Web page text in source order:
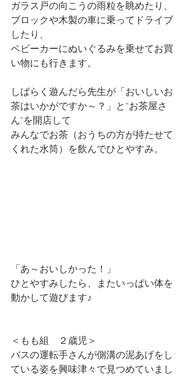
ガラス戸の向こうの雨粒を眺めたり、
ブロックや木製の車に乗ってドライブ
したり、
ベビーカーにぬいぐるみを乗せてお買
い物にも行きます。
しばらく遊んだら先生が「おいしいお
茶はいかがですか～？」と“お茶屋さ
ん"を開店して
みんなでお茶（おうちの方が持たせて
くれた水筒）を飲んでひとやすみ。
「あ～おいしかった！」
ひとやすみしたら、またいっぱい体を
動かして遊びます♪
＜もも組　２歳児＞
バスの運転手さんが側溝の泥あげをし
ている姿を興味津々で見つめていまし